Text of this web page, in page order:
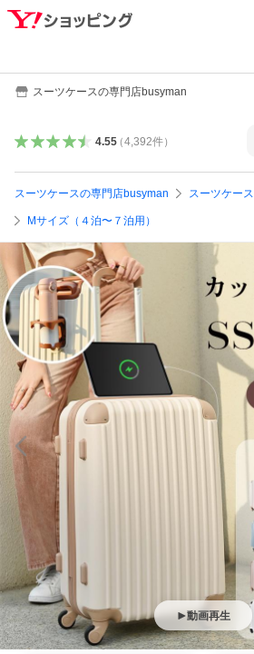
スーツケースの専門店busyman
4.55（4,392件）
スーツケースの専門店busyman スーツケース
Mサイズ（４泊〜７泊用）
動画再生